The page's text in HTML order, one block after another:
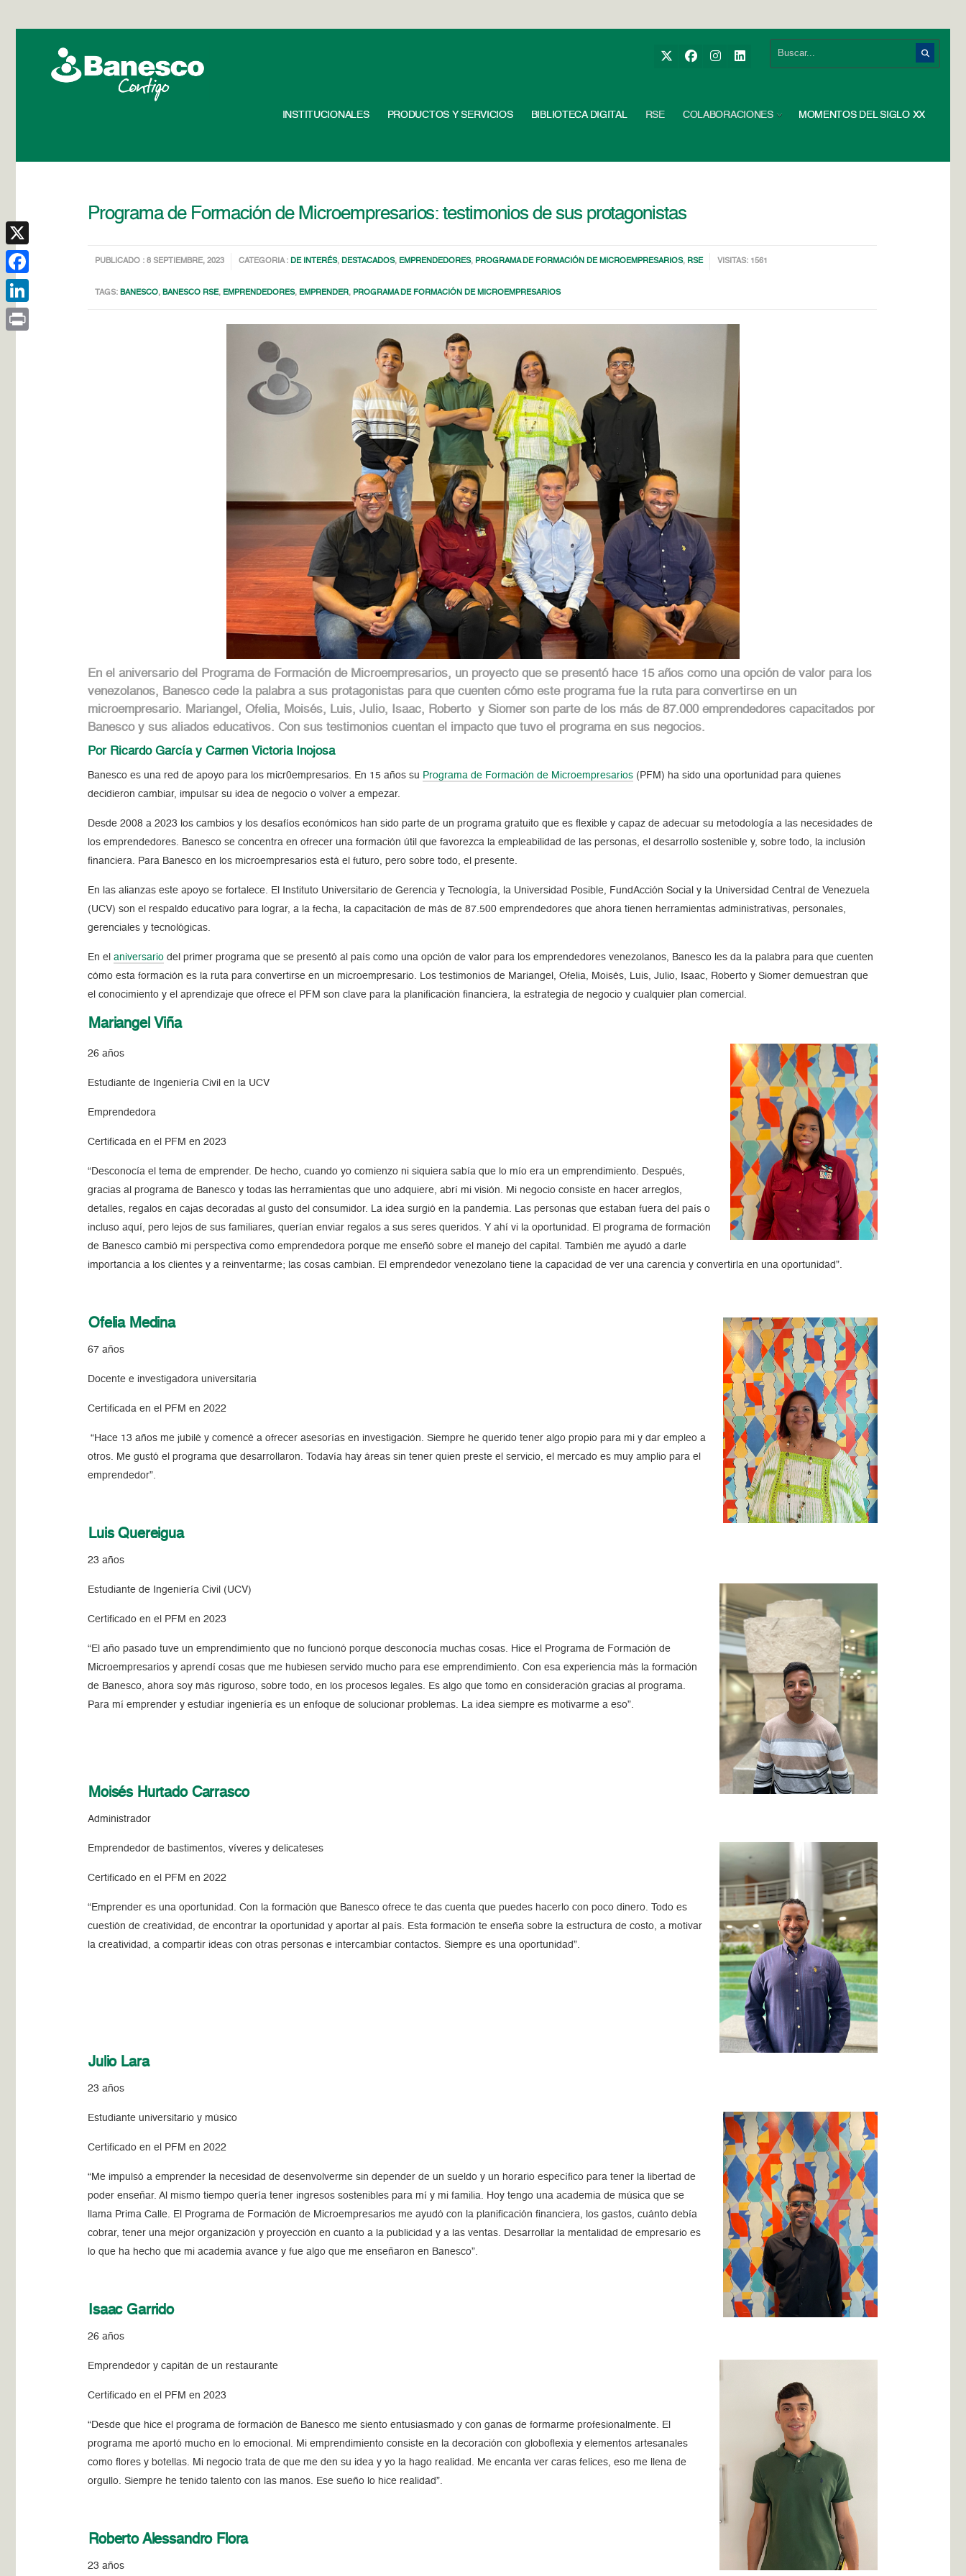
INSTITUCIONALES PRODUCTOS Y SERVICIOS BIBLIOTECA DIGITAL RSE COLABORACIONES MOMENTOS DEL SIGLO XX
Programa de Formación de Microempresarios: testimonios de sus protagonistas
PUBLICADO : 8 SEPTIEMBRE, 2023 CATEGORIA : DE INTERÉS, DESTACADOS, EMPRENDEDORES, PROGRAMA DE FORMACIÓN DE MICROEMPRESARIOS, RSE VISITAS: 1561
TAGS: BANESCO, BANESCO RSE, EMPRENDEDORES, EMPRENDER, PROGRAMA DE FORMACIÓN DE MICROEMPRESARIOS
En el aniversario del Programa de Formación de Microempresarios, un proyecto que se presentó hace 15 años como una opción de valor para los
venezolanos, Banesco cede la palabra a sus protagonistas para que cuenten cómo este programa fue la ruta para convertirse en un
microempresario. Mariangel, Ofelia, Moisés, Luis, Julio, Isaac, Roberto y Siomer son parte de los más de 87.000 emprendedores capacitados por
Banesco y sus aliados educativos. Con sus testimonios cuentan el impacto que tuvo el programa en sus negocios.
Por Ricardo García y Carmen Victoria Inojosa
Banesco es una red de apoyo para los micr0empresarios. En 15 años su Programa de Formación de Microempresarios (PFM) ha sido una oportunidad para quienes
decidieron cambiar, impulsar su idea de negocio o volver a empezar.
Desde 2008 a 2023 los cambios y los desafíos económicos han sido parte de un programa gratuito que es flexible y capaz de adecuar su metodología a las necesidades de
los emprendedores. Banesco se concentra en ofrecer una formación útil que favorezca la empleabilidad de las personas, el desarrollo sostenible y, sobre todo, la inclusión
financiera. Para Banesco en los microempresarios está el futuro, pero sobre todo, el presente.
En las alianzas este apoyo se fortalece. El Instituto Universitario de Gerencia y Tecnología, la Universidad Posible, FundAcción Social y la Universidad Central de Venezuela
(UCV) son el respaldo educativo para lograr, a la fecha, la capacitación de más de 87.500 emprendedores que ahora tienen herramientas administrativas, personales,
gerenciales y tecnológicas.
En elaniversario del primer programa que se presentó al país como una opción de valor para los emprendedores venezolanos, Banesco les da la palabra para que cuenten
cómo esta formación es la ruta para convertirse en un microempresario. Los testimonios de Mariangel, Ofelia, Moisés, Luis, Julio, Isaac, Roberto y Siomer demuestran que
el conocimiento y el aprendizaje que ofrece el PFM son clave para la planificación financiera, la estrategia de negocio y cualquier plan comercial.
Mariangel Viña
26 años
Estudiante de Ingeniería Civil en la UCV
Emprendedora
Certificada en el PFM en 2023
“Desconocía el tema de emprender. De hecho, cuando yo comienzo ni siquiera sabía que lo mío era un emprendimiento. Después,
gracias al programa de Banesco y todas las herramientas que uno adquiere, abrí mi visión. Mi negocio consiste en hacer arreglos,
detalles, regalos en cajas decoradas al gusto del consumidor. La idea surgió en la pandemia. Las personas que estaban fuera del país o
incluso aquí, pero lejos de sus familiares, querían enviar regalos a sus seres queridos. Y ahí vi la oportunidad. El programa de formación
de Banesco cambió mi perspectiva como emprendedora porque me enseñó sobre el manejo del capital. También me ayudó a darle
importancia a los clientes y a reinventarme; las cosas cambian. El emprendedor venezolano tiene la capacidad de ver una carencia y convertirla en una oportunidad”.
Ofelia Medina
67 años
Docente e investigadora universitaria
Certificada en el PFM en 2022
“Hace 13 años me jubilé y comencé a ofrecer asesorías en investigación. Siempre he querido tener algo propio para mi y dar empleo a
otros. Me gustó el programa que desarrollaron. Todavía hay áreas sin tener quien preste el servicio, el mercado es muy amplio para el
emprendedor”.
Luis Quereigua
23 años
Estudiante de Ingeniería Civil (UCV)
Certificado en el PFM en 2023
“El año pasado tuve un emprendimiento que no funcionó porque desconocía muchas cosas. Hice el Programa de Formación de
Microempresarios y aprendí cosas que me hubiesen servido mucho para ese emprendimiento. Con esa experiencia más la formación
de Banesco, ahora soy más riguroso, sobre todo, en los procesos legales. Es algo que tomo en consideración gracias al programa.
Para mí emprender y estudiar ingeniería es un enfoque de solucionar problemas. La idea siempre es motivarme a eso”.
Moisés Hurtado Carrasco
Administrador
Emprendedor de bastimentos, víveres y delicateses
Certificado en el PFM en 2022
“Emprender es una oportunidad. Con la formación que Banesco ofrece te das cuenta que puedes hacerlo con poco dinero. Todo es
cuestión de creatividad, de encontrar la oportunidad y aportar al país. Esta formación te enseña sobre la estructura de costo, a motivar
la creatividad, a compartir ideas con otras personas e intercambiar contactos. Siempre es una oportunidad”.
Julio Lara
23 años
Estudiante universitario y músico
Certificado en el PFM en 2022
“Me impulsó a emprender la necesidad de desenvolverme sin depender de un sueldo y un horario específico para tener la libertad de
poder enseñar. Al mismo tiempo quería tener ingresos sostenibles para mí y mi familia. Hoy tengo una academia de música que se
llama Prima Calle. El Programa de Formación de Microempresarios me ayudó con la planificación financiera, los gastos, cuánto debía
cobrar, tener una mejor organización y proyección en cuanto a la publicidad y a las ventas. Desarrollar la mentalidad de empresario es
lo que ha hecho que mi academia avance y fue algo que me enseñaron en Banesco”.
Isaac Garrido
26 años
Emprendedor y capitán de un restaurante
Certificado en el PFM en 2023
“Desde que hice el programa de formación de Banesco me siento entusiasmado y con ganas de formarme profesionalmente. El
programa me aportó mucho en lo emocional. Mi emprendimiento consiste en la decoración con globoflexia y elementos artesanales
como flores y botellas. Mi negocio trata de que me den su idea y yo la hago realidad. Me encanta ver caras felices, eso me llena de
orgullo. Siempre he tenido talento con las manos. Ese sueño lo hice realidad”.
Roberto Alessandro Flora
23 años
X
Facebook
LinkedIn